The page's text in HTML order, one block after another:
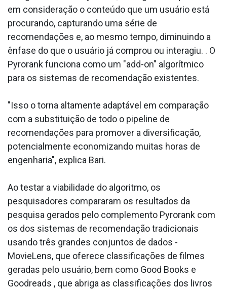
em consideração o conteúdo que um usuário está
procurando, capturando uma série de
recomendações e, ao mesmo tempo, diminuindo a
ênfase do que o usuário já comprou ou interagiu. . O
Pyrorank funciona como um "add-on" algorítmico
para os sistemas de recomendação existentes.
"Isso o torna altamente adaptável em comparação
com a substituição de todo o pipeline de
recomendações para promover a diversificação,
potencialmente economizando muitas horas de
engenharia", explica Bari.
Ao testar a viabilidade do algoritmo, os
pesquisadores compararam os resultados da
pesquisa gerados pelo complemento Pyrorank com
os dos sistemas de recomendação tradicionais
usando três grandes conjuntos de dados -
MovieLens, que oferece classificações de filmes
geradas pelo usuário, bem como Good Books e
Goodreads , que abriga as classificações dos livros